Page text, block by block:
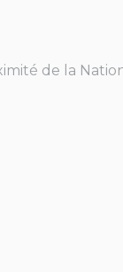
de la